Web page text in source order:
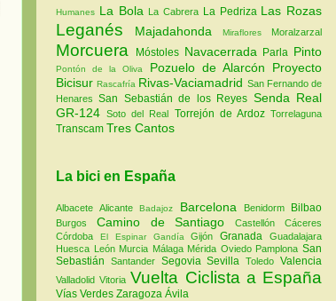
Humanes La Bola La Cabrera La Pedriza Las Rozas
Leganés Majadahonda Miraflores Moralzarzal
Morcuera Móstoles Navacerrada Parla Pinto
Pontón de la Oliva Pozuelo de Alarcón Proyecto
BicisurRascafría Rivas-Vaciamadrid San Fernando de
HenaresSan Sebastián de los Reyes Senda Real
GR-124Soto del Real Torrejón de ArdozTorrelaguna
Transcam Tres Cantos
La bici en España
AlbaceteAlicanteBadajoz Barcelona Benidorm Bilbao
Burgos Camino de SantiagoCastellónCáceres
Córdoba El Espinar GandíaGijónGranadaGuadalajara
Huesca León Murcia Málaga Mérida Oviedo PamplonaSan
Sebastián Santander SegoviaSevillaToledoValencia
ValladolidVitoria Vuelta Ciclista a España
Vías Verdes Zaragoza Ávila